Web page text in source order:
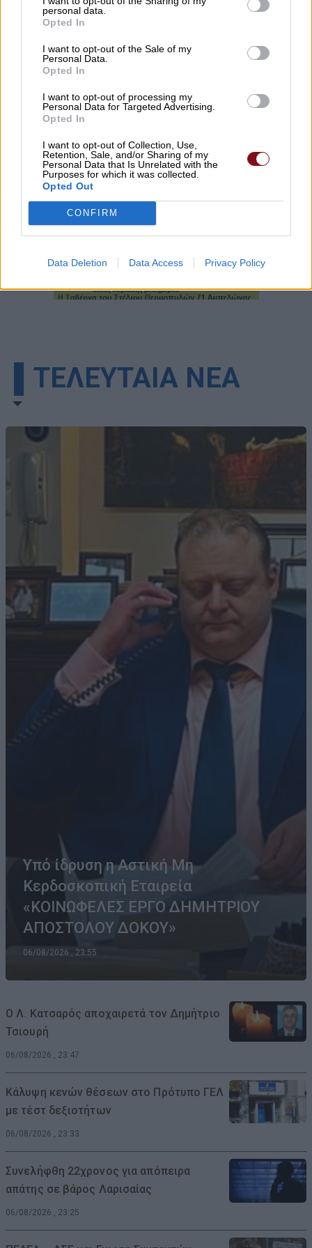
personal data.
Opted In
I want to opt-out of the Sale of my
Personal Data.
Opted In
I want to opt-out of processing my
Personal Data for Targeted Advertising.
Opted In
I want to opt-out of Collection, Use,
Retention, Sale, and/or Sharing of my
Personal Data that Is Unrelated with the
Purposes for which it was collected.
Opted Out
CONFIRM
Data Deletion Data Access Privacy Policy
▌ΤΕΛΕΥΤΑΙΑ ΝΕΑ
Υπό ίδρυση η Αστική Μη
Κερδοσκοπική Εταιρεία
«ΚΟΙΝΩΦΕΛΕΣ ΕΡΓΟ ΔΗΜΗΤΡΙΟΥ
ΑΠΟΣΤΟΛΟΥ ΔΟΚΟΥ»
06/08/2026 , 23:55
Ο Λ. Κατσαρός αποχαιρετά τον Δημήτριο
Τσιουρή
06/08/2026 , 23:47
Κάλυψη κενών θέσεων στο Πρότυπο ΓΕΛ
με τέστ δεξιοτήτων
06/08/2026 , 23:33
Συνελήφθη 22χρονος για απόπειρα
απάτης σε βάρος Λαρισαίας
06/08/2026 , 23:25